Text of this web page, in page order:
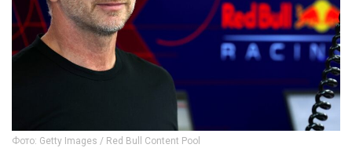
Фото: Getty Images / Red Bull Content Pool